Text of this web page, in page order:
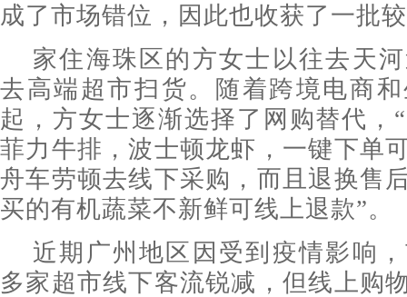
成了市场错位，因此也收获了一批
家住海珠区的方女士以往去天
去高端超市扫货。随着跨境电商
起，方女士逐渐选择了网购替代，
菲力牛排，波士顿龙虾，一键下单
舟车劳顿去线下采购，而且退换售
买的有机蔬菜不新鲜可线上退款”。
近期广州地区因受到疫情影响
多家超市线下客流锐减，但线上购